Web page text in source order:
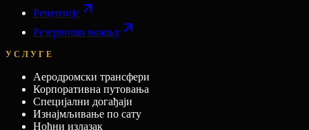
Рецензије
Резервиши вожњу
УСЛУГЕ
Аеродромски трансфери
Корпоративна путовања
Специјални догађаји
Изнајмљивање по сату
Ноћни излазак